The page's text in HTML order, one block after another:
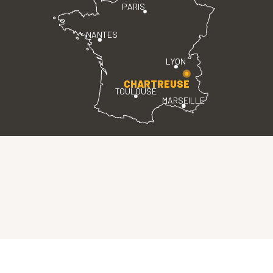
PARIS
LYON
TOULOUSE
MARSEILLE
NANTES
CHARTREUSE